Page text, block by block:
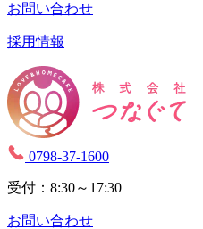
お問い合わせ
採用情報
0798-37-1600
受付：8:30～17:30
お問い合わせ